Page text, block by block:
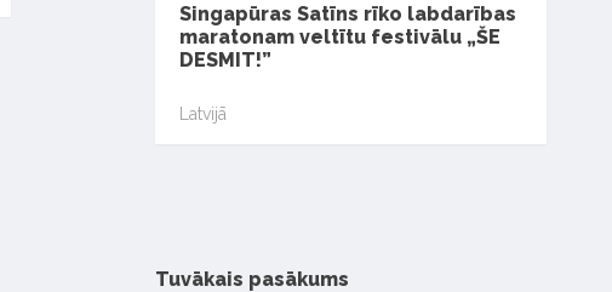
Singapūras Satīns rīko labdarības
maratonam veltītu festivālu „ŠE
DESMIT!”
Latvijā
Tuvākais pasākums